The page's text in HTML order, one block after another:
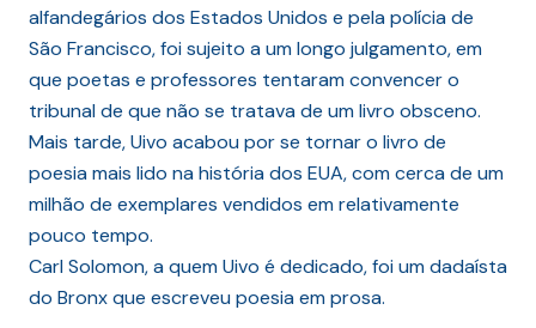
alfandegários dos Estados Unidos e pela polícia de
São Francisco, foi sujeito a um longo julgamento, em
que poetas e professores tentaram convencer o
tribunal de que não se tratava de um livro obsceno.
Mais tarde, Uivo acabou por se tornar o livro de
poesia mais lido na história dos EUA, com cerca de um
milhão de exemplares vendidos em relativamente
pouco tempo.
Carl Solomon, a quem Uivo é dedicado, foi um dadaísta
do Bronx que escreveu poesia em prosa.